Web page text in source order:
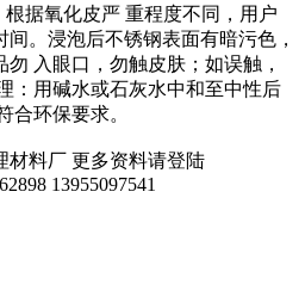
据氧化皮严 重程度不同，用户
。浸泡后不锈钢表面有暗污色，
入眼口，勿触皮肤；如误触，
：用碱水或石灰水中和至中性后
合环保要求。
材料厂 更多资料请登陆
13955097541